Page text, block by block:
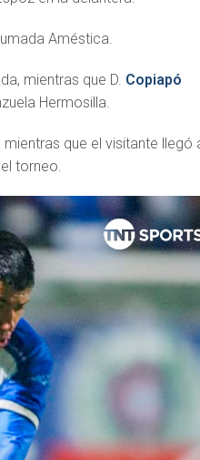
Améstica.
mientras que D. Copiapó
Hermosilla.
que el visitante llegó
torneo.